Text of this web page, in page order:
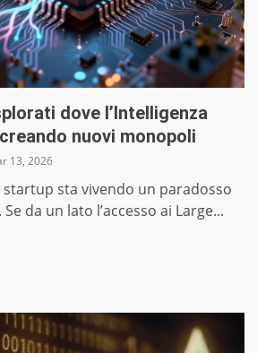
dove l’Intelligenza
nuovi monopoli
13, 2026
sta vivendo un paradosso
da un lato l’accesso ai Large...